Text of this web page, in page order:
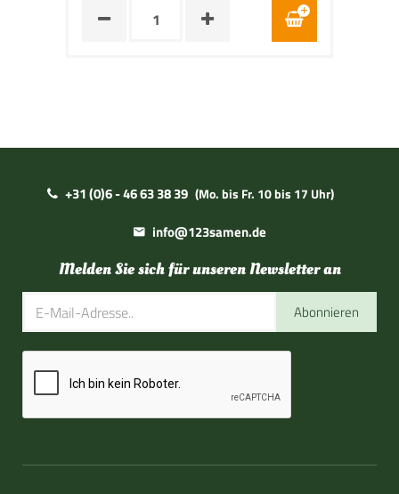
+31 (0)6 - 46 63 38 39 (Mo. bis Fr. 10 bis 17 Uhr)
info@123samen.de
Melden Sie sich für unseren Newsletter an
Abonnieren